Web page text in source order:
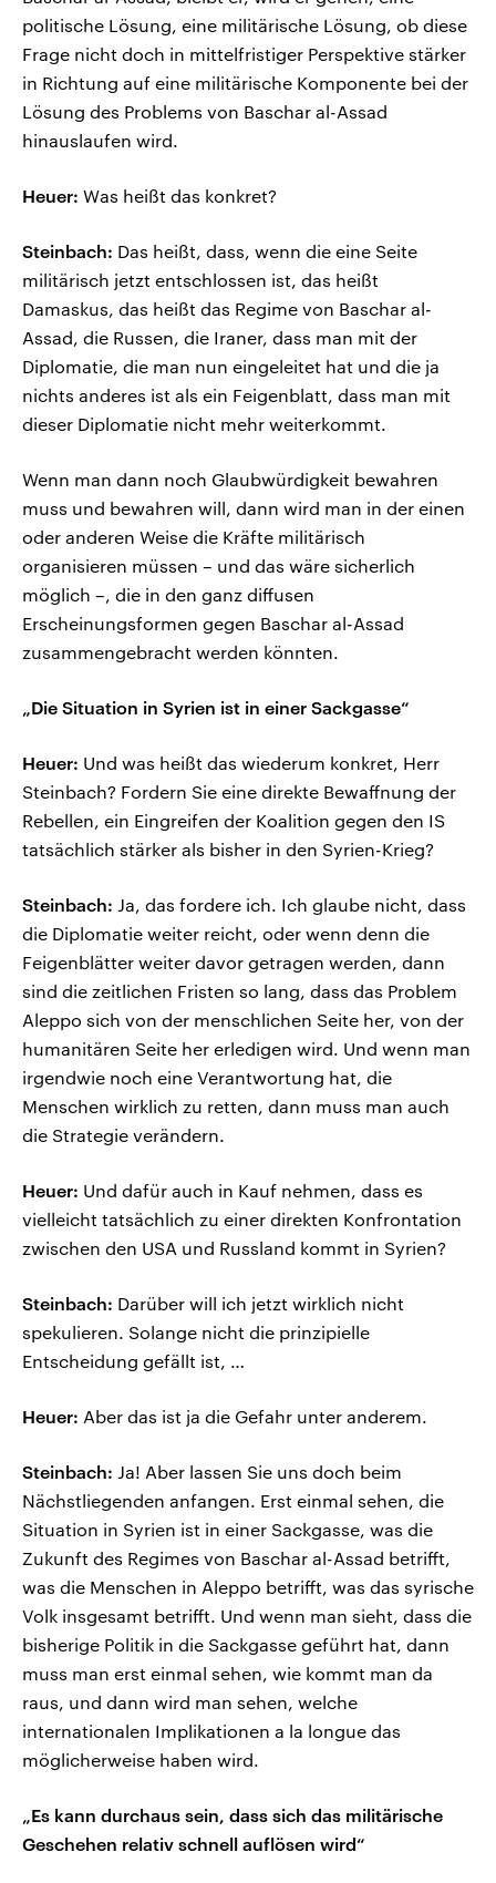
politische Lösung, eine militärische Lösung, ob diese
Frage nicht doch in mittelfristiger Perspektive stärker
in Richtung auf eine militärische Komponente bei der
Lösung des Problems von Baschar al-Assad
hinauslaufen wird.
Heuer: Was heißt das konkret?
Steinbach: Das heißt, dass, wenn die eine Seite
militärisch jetzt entschlossen ist, das heißt
Damaskus, das heißt das Regime von Baschar al-
Assad, die Russen, die Iraner, dass man mit der
Diplomatie, die man nun eingeleitet hat und die ja
nichts anderes ist als ein Feigenblatt, dass man mit
dieser Diplomatie nicht mehr weiterkommt.
Wenn man dann noch Glaubwürdigkeit bewahren
muss und bewahren will, dann wird man in der einen
oder anderen Weise die Kräfte militärisch
organisieren müssen – und das wäre sicherlich
möglich –, die in den ganz diffusen
Erscheinungsformen gegen Baschar al-Assad
zusammengebracht werden könnten.
„Die Situation in Syrien ist in einer Sackgasse“
Heuer: Und was heißt das wiederum konkret, Herr
Steinbach? Fordern Sie eine direkte Bewaffnung der
Rebellen, ein Eingreifen der Koalition gegen den IS
tatsächlich stärker als bisher in den Syrien-Krieg?
Steinbach: Ja, das fordere ich. Ich glaube nicht, dass
die Diplomatie weiter reicht, oder wenn denn die
Feigenblätter weiter davor getragen werden, dann
sind die zeitlichen Fristen so lang, dass das Problem
Aleppo sich von der menschlichen Seite her, von der
humanitären Seite her erledigen wird. Und wenn man
irgendwie noch eine Verantwortung hat, die
Menschen wirklich zu retten, dann muss man auch
die Strategie verändern.
Heuer: Und dafür auch in Kauf nehmen, dass es
vielleicht tatsächlich zu einer direkten Konfrontation
zwischen den USA und Russland kommt in Syrien?
Steinbach: Darüber will ich jetzt wirklich nicht
spekulieren. Solange nicht die prinzipielle
Entscheidung gefällt ist, …
Heuer: Aber das ist ja die Gefahr unter anderem.
Steinbach: Ja! Aber lassen Sie uns doch beim
Nächstliegenden anfangen. Erst einmal sehen, die
Situation in Syrien ist in einer Sackgasse, was die
Zukunft des Regimes von Baschar al-Assad betrifft,
was die Menschen in Aleppo betrifft, was das syrische
Volk insgesamt betrifft. Und wenn man sieht, dass die
bisherige Politik in die Sackgasse geführt hat, dann
muss man erst einmal sehen, wie kommt man da
raus, und dann wird man sehen, welche
internationalen Implikationen a la longue das
möglicherweise haben wird.
„Es kann durchaus sein, dass sich das militärische
Geschehen relativ schnell auflösen wird“